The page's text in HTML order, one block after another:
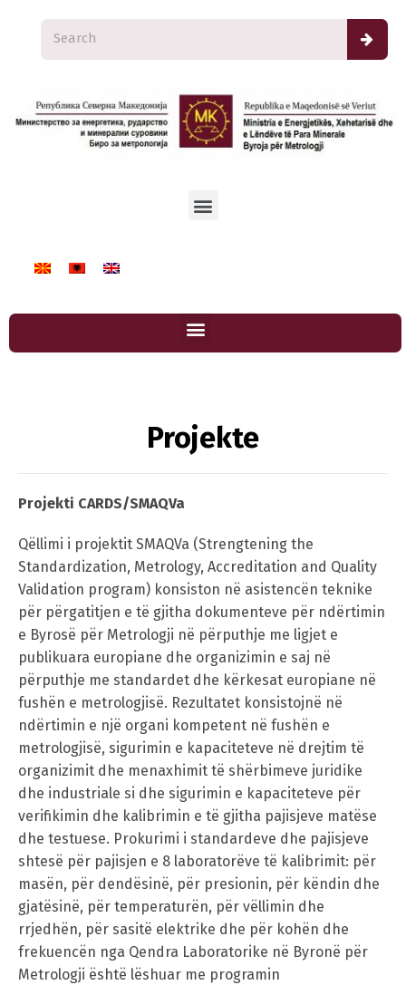
Projekte
Projekti CARDS/SMAQVa
Qëllimi i projektit SMAQVa (Strengtening the
Standardization, Metrology, Accreditation and Quality
Validation program) konsiston në asistencën teknike
për përgatitjen e të gjitha dokumenteve për ndërtimin
e Byrosë për Metrologji në përputhje me ligjet e
publikuara europiane dhe organizimin e saj në
përputhje me standardet dhe kërkesat europiane në
fushën e metrologjisë. Rezultatet konsistojnë në
ndërtimin e një organi kompetent në fushën e
metrologjisë, sigurimin e kapaciteteve në drejtim të
organizimit dhe menaxhimit të shërbimeve juridike
dhe industriale si dhe sigurimin e kapaciteteve për
verifikimin dhe kalibrimin e të gjitha pajisjeve matëse
dhe testuese. Prokurimi i standardeve dhe pajisjeve
shtesë për pajisjen e 8 laboratorëve të kalibrimit: për
masën, për dendësinë, për presionin, për këndin dhe
gjatësinë, për temperaturën, për vëllimin dhe
rrjedhën, për sasitë elektrike dhe për kohën dhe
frekuencën nga Qendra Laboratorike në Byronë për
Metrologji është lëshuar me programin